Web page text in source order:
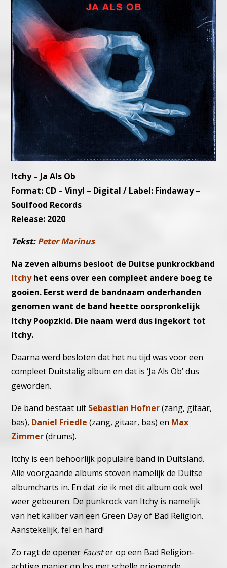
Itchy – Ja Als Ob
Format: CD – Vinyl – Digital / Label: Findaway –
Soulfood Records
Release: 2020
Tekst:Peter Marinus
Na zeven albums besloot de Duitse punkrockband
Itchyhet eens over een compleet andere boeg te
gooien. Eerst werd de bandnaam onderhanden
genomen want de band heette oorspronkelijk
Itchy Poopzkid. Die naam werd dus ingekort tot
Itchy.
Daarna werd besloten dat het nu tijd was voor een
compleet Duitstalig album en dat is ‘Ja Als Ob’ dus
geworden.
De band bestaat uit Sebastian Hofner(zang, gitaar,
bas), Daniel Friedle (zang, gitaar, bas) en Max
Zimmer (drums).
Itchy is een behoorlijk populaire band in Duitsland.
Alle voorgaande albums stoven namelijk de Duitse
albumcharts in. En dat zie ik met dit album ook wel
weer gebeuren. De punkrock van Itchy is namelijk
van het kaliber van een Green Day of Bad Religion.
Aanstekelijk, fel en hard!
Zo ragt de opener Fauster op een Bad Religion-